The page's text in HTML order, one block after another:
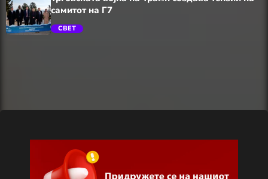
самитот на Г7
СВЕТ